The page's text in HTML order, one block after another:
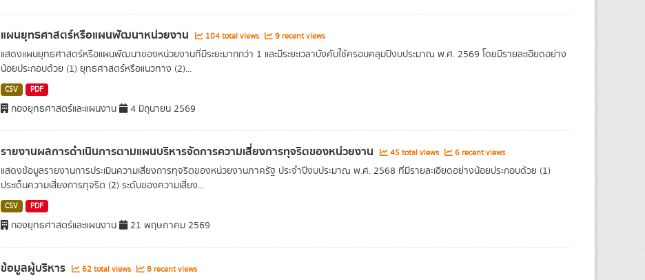
แผนยุทธศาสตร์หรือแผนพัฒนาหน่วยงาน 104 total views 9 recent views
แสดงแผนยุทธศาสตร์หรือแผนพัฒนาของหน่วยงานที่มีระยะมากกว่า 1 และมีระยะเวลาบังคับใช้ครอบคลุมปีงบประมาณ พ.ศ. 2569 โดยมีรายละเอียดอย่าง
น้อยประกอบด้วย (1) ยุทธศาสตร์หรือแนวทาง (2)...
CSV PDF
กองยุทธศาสตร์และแผนงาน 4 มิถุนายน 2569
รายงานผลการดำเนินการตามแผนบริหารจัดการความเสี่ยงการทุจริตของหน่วยงาน 45 total views 6 recent views
แสดงข้อมูลรายงานการประเมินความเสี่ยงการทุจริตของหน่วยงานภาครัฐ ประจำปีงบประมาณ พ.ศ. 2568 ที่มีรายละเอียดอย่างน้อยประกอบด้วย (1)
ประเด็นความเสี่ยงการทุจริต (2) ระดับของความเสี่ยง...
CSV PDF
กองยุทธศาสตร์และแผนงาน 21 พฤษภาคม 2569
ข้อมูลผู้บริหาร 62 total views 8 recent views